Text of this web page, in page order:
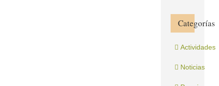
Categorías
Actividades
Noticias